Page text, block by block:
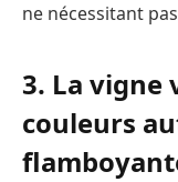
ne nécessitant
3. La vigne
couleurs